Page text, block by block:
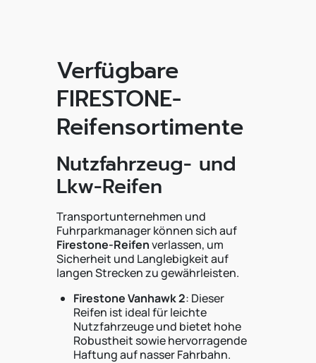
Verfügbare
FIRESTONE-
Reifensortimente
Nutzfahrzeug- und
Lkw-Reifen
Transportunternehmen und
Fuhrparkmanager können sich auf
Firestone-Reifenverlassen, um
Sicherheit und Langlebigkeit auf
langen Strecken zu gewährleisten.
Firestone Vanhawk 2: Dieser
Reifen ist ideal für leichte
Nutzfahrzeuge und bietet hohe
Robustheit sowie hervorragende
Haftung auf nasser Fahrbahn.